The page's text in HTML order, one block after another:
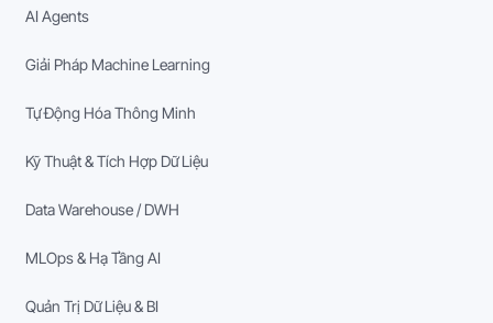
AI Agents
Giải Pháp Machine Learning
Tự Động Hóa Thông Minh
Kỹ Thuật & Tích Hợp Dữ Liệu
Data Warehouse / DWH
MLOps & Hạ Tầng AI
Quản Trị Dữ Liệu & BI